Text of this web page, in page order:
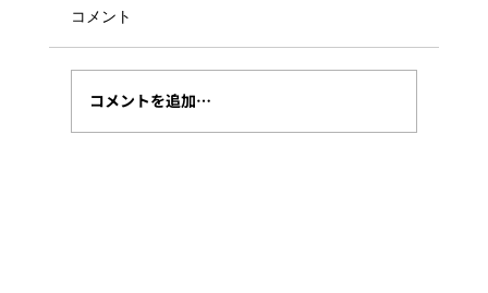
Azure Automation上のスクリプトをローカル
環境でリモート実行するときに、少し時間が経
つといつもつまずくことを備忘として記載しま
す。 以下のURLにある通り、環境変数で設定し
コメント
コメントを追加…